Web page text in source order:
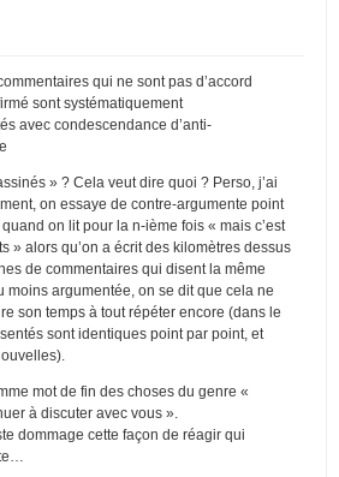
qui ne sont pas d’accord
sont systématiquement
avec condescendance d’anti-
» ? Cela veut dire quoi ? Perso, j’ai
on essaye de contre-argumente point
on lit pour la n-ième fois « mais c’est
» alors qu’on a écrit des kilomètres dessus
de commentaires qui disent la même
moins argumentée, on se dit que cela ne
son temps à tout répéter encore (dans le
sont identiques point par point, et
mot de fin des choses du genre «
à discuter avec vous ».
dommage cette façon de réagir qui